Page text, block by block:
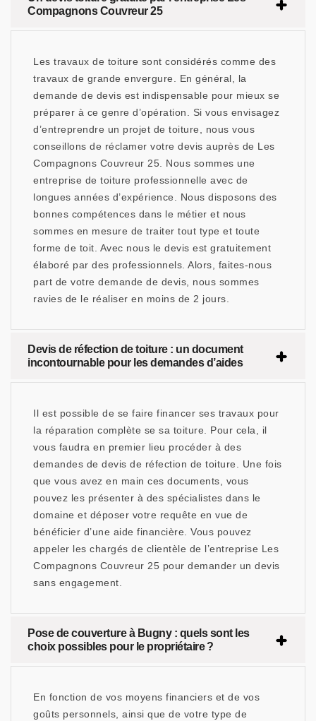
Compagnons Couvreur 25
Les travaux de toiture sont considérés comme des
travaux de grande envergure. En général, la
demande de devis est indispensable pour mieux se
préparer à ce genre d’opération. Si vous envisagez
d’entreprendre un projet de toiture, nous vous
conseillons de réclamer votre devis auprès de Les
Compagnons Couvreur 25. Nous sommes une
entreprise de toiture professionnelle avec de
longues années d’expérience. Nous disposons des
bonnes compétences dans le métier et nous
sommes en mesure de traiter tout type et toute
forme de toit. Avec nous le devis est gratuitement
élaboré par des professionnels. Alors, faites-nous
part de votre demande de devis, nous sommes
ravies de le réaliser en moins de 2 jours.
Devis de réfection de toiture : un document
incontournable pour les demandes d’aides
Il est possible de se faire financer ses travaux pour
la réparation complète se sa toiture. Pour cela, il
vous faudra en premier lieu procéder à des
demandes de devis de réfection de toiture. Une fois
que vous avez en main ces documents, vous
pouvez les présenter à des spécialistes dans le
domaine et déposer votre requête en vue de
bénéficier d’une aide financière. Vous pouvez
appeler les chargés de clientèle de l’entreprise Les
Compagnons Couvreur 25 pour demander un devis
sans engagement.
Pose de couverture à Bugny : quels sont les
choix possibles pour le propriétaire ?
En fonction de vos moyens financiers et de vos
goûts personnels, ainsi que de votre type de